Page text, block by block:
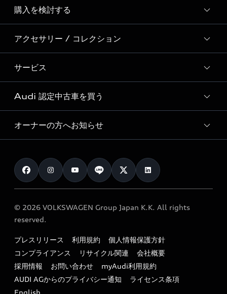
Story of Progress
Audi Sport
Formula 1®
デジタルサービス
ディーラー検索
新車在庫検索
試乗車・展示車検索
見積り依頼
試乗予約
購入を検討する
モデル一覧
特別仕様モデル / 限定モデル
e-tronラインアップ
価格シミュレーション
車両比較
カタログ一覧
アクセサリー / コレクション
純正アクセサリー
オンラインショップ
Audi collection
アウディナビアプリ
サービス
サービス入庫予約
サービスプログラム
メンテナンス
車検 / 定期点検
e-tronアフターサポート
myAudi
Audi 認定中古車を買う
Audi認定中古車
クオリティ
保証
メンテナンス
ファイナンス
キャンペーン / イベント
買取査定
オーナーの方へお知らせ
お知らせ
オーナー様向けキャンペーン
特定整備適用車一覧
リサイクル法
よくある質問（FAQ）
© 2026 VOLKSWAGEN Group Japan K.K. All rights
reserved.
プレスリリース 利用規約
個人情報保護方針
コンプライアンス
リサイクル関連
会社概要
採用情報
お問い合わせ
myAudi利用規約
AUDI AGからのプライバシー通知
ライセンス条項
English